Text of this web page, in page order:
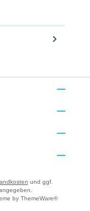
und ggf.
by ThemeWare®